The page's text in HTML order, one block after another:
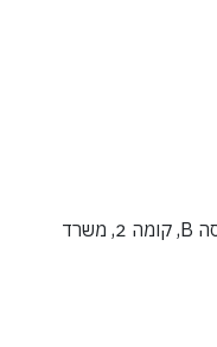
רחוב יגאל אלון 159 תל-אביב כניסה B, קומה 2, משרד